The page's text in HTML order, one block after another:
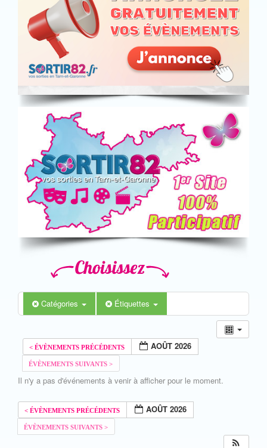
Catégories Étiquettes
AOÛT 2026
Il n'y a pas d'événements à venir à afficher pour le moment.
AOÛT 2026